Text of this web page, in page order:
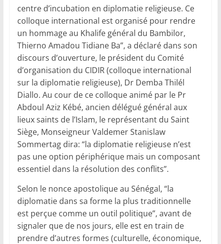
centre d’incubation en diplomatie religieuse. Ce
colloque international est organisé pour rendre
un hommage au Khalife général du Bambilor,
Thierno Amadou Tidiane Ba”, a déclaré dans son
discours d’ouverture, le président du Comité
d’organisation du CIDIR (colloque international
sur la diplomatie religieuse), Dr Demba Thilél
Diallo. Au cour de ce colloque animé par le Pr
Abdoul Aziz Kébé, ancien délégué général aux
lieux saints de l’Islam, le représentant du Saint
Siège, Monseigneur Valdemer Stanislaw
Sommertag dira: “la diplomatie religieuse n’est
pas une option périphérique mais un composant
essentiel dans la résolution des conflits”.
Selon le nonce apostolique au Sénégal, “la
diplomatie dans sa forme la plus traditionnelle
est perçue comme un outil politique”, avant de
signaler que de nos jours, elle est en train de
prendre d’autres formes (culturelle, économique,